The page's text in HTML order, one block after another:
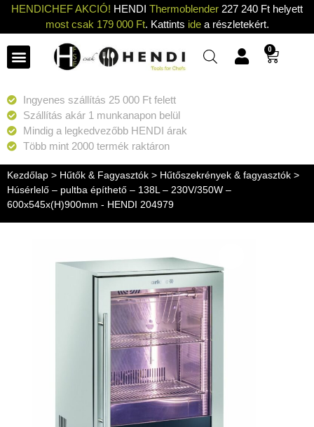
HENDICHEF AKCIÓ! HENDI Thermoblender 227 240 Ft helyett
most csak 179 000 Ft. Kattints idea részletekért.
0
Ingyenes szállítás 25 000 Ft felett
Szállítás akár 1 munkanapon belül
Mindig a legkedvezőbb HENDI árak
Több mint 2000 termék raktáron
Kezdőlap > Hűtők & Fagyasztók > Hűtőszekrények & fagyasztók >
Húsérlelő – pultba építhető – 138L – 230V/350W –
600x545x(H)900mm - HENDI 204979